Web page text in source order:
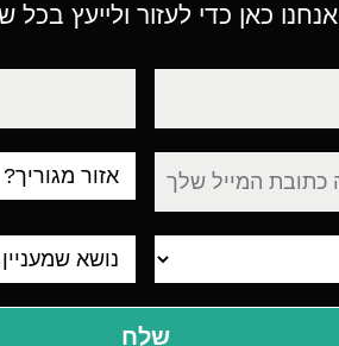
אנחנו כאן כדי לעזור ולייעץ בכל
עיר
מגורים